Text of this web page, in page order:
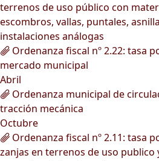
terrenos de uso público con
escombros, vallas, puntales,
instalaciones análogas
Ordenanza fiscal nº 2.22: tasa
mercado municipal
Abril
Ordenanza municipal de
tracción mecánica
Octubre
Ordenanza fiscal nº 2.11: tasa
zanjas en terrenos de uso publico